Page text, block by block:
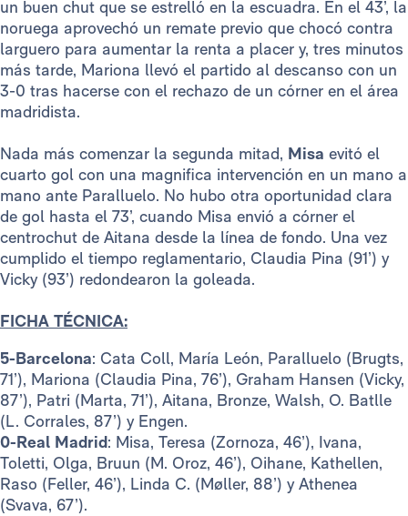
un buen chut que se estrelló en la escuadra. En el 43’, la
noruega aprovechó un remate previo que chocó contra
larguero para aumentar la renta a placer y, tres minutos
más tarde, Mariona llevó el partido al descanso con un
3-0 tras hacerse con el rechazo de un córner en el área
madridista.
Nada más comenzar la segunda mitad, Misa evitó el
cuarto gol con una magnifica intervención en un mano a
mano ante Paralluelo. No hubo otra oportunidad clara
de gol hasta el 73’, cuando Misa envió a córner el
centrochut de Aitana desde la línea de fondo. Una vez
cumplido el tiempo reglamentario, Claudia Pina (91’) y
Vicky (93’) redondearon la goleada.
FICHA TÉCNICA:
5-Barcelona: Cata Coll, María León, Paralluelo (Brugts,
71’), Mariona (Claudia Pina, 76’), Graham Hansen (Vicky,
87’), Patri (Marta, 71’), Aitana, Bronze, Walsh, O. Batlle
(L. Corrales, 87’) y Engen.
0-Real Madrid: Misa, Teresa (Zornoza, 46’), Ivana,
Toletti, Olga, Bruun (M. Oroz, 46’), Oihane, Kathellen,
Raso (Feller, 46’), Linda C. (Møller, 88’) y Athenea
(Svava, 67’).